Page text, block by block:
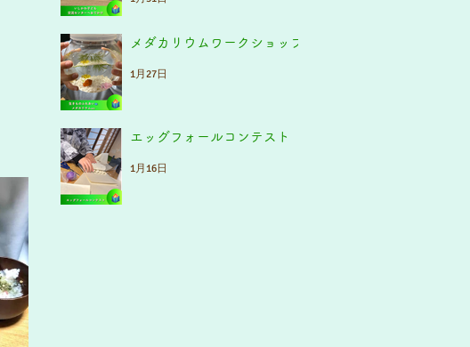
メダカリウムワークショップ
1月27日
エッグフォールコンテスト
1月16日